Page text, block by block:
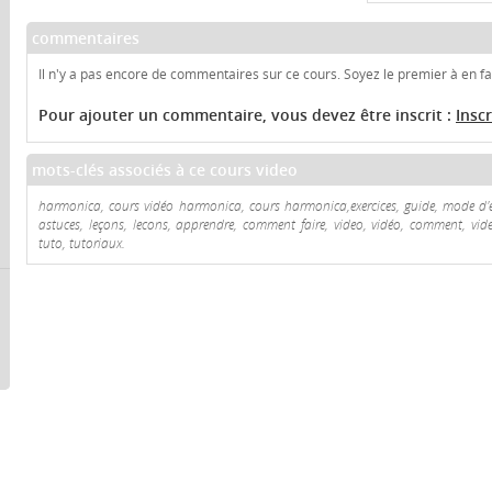
commentaires
Il n'y a pas encore de commentaires sur ce cours. Soyez le premier à en
Pour ajouter un commentaire, vous devez être inscrit :
mots-clés associés à ce cours video
harmonica, cours vidéo harmonica, cours harmonica,exercices, guide, mode
astuces, leçons, lecons, apprendre, comment faire, video, vidéo, comment,
tuto, tutoriaux.